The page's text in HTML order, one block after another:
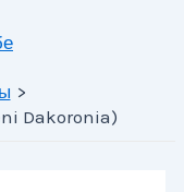
Dakoronia)